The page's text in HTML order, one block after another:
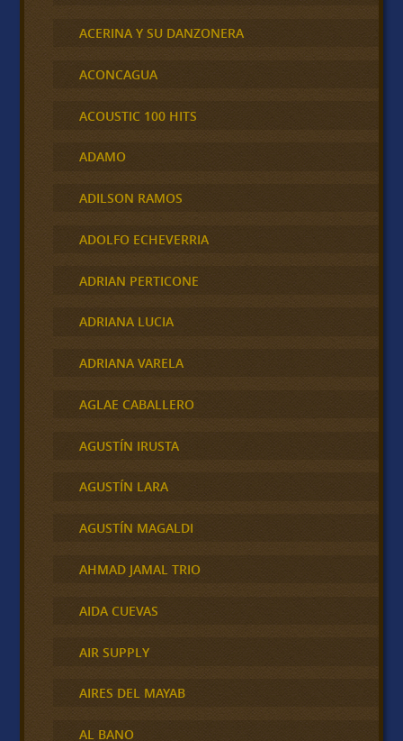
ACERINA Y SU DANZONERA
ACONCAGUA
ACOUSTIC 100 HITS
ADAMO
ADILSON RAMOS
ADOLFO ECHEVERRIA
ADRIAN PERTICONE
ADRIANA LUCIA
ADRIANA VARELA
AGLAE CABALLERO
AGUSTÍN IRUSTA
AGUSTÍN LARA
AGUSTÍN MAGALDI
AHMAD JAMAL TRIO
AIDA CUEVAS
AIR SUPPLY
AIRES DEL MAYAB
AL BANO